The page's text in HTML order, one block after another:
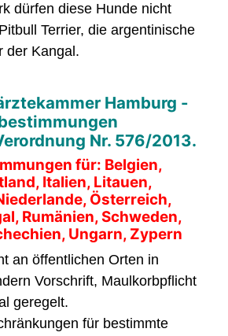
dürfen diese Hunde nicht
Terrier, die argentinische
der Kangal.
Hamburg -
Nr. 576/2013.
für: Belgien,
Italien, Litauen,
Österreich,
Rumänien, Schweden,
Ungarn, Zypern
an öffentlichen Orten in
Vorschrift, Maulkorbpflicht
geregelt.
für bestimmte